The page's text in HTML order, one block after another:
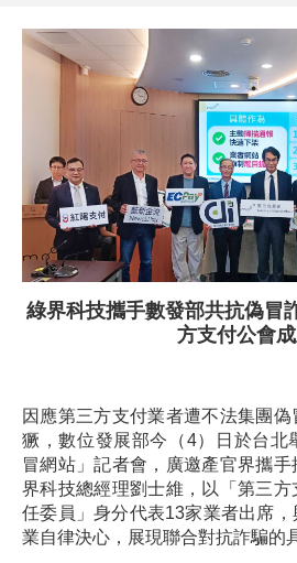
綠界科技攜手數發部共抗偽冒
方支付公會
因應第三方支付業者遭不法集團
獗，數位發展部今（4）日於台北
冒網站」記者會，廣邀產官界攜
界科技總經理劉士維，以「第三
任委員」身分代表13家業者出席
業自律決心，展現聯合對抗詐騙的